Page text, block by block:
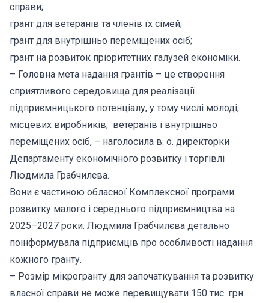
справи;
грант для ветеранів та членів їх сімей;
грант для внутрішньо переміщених осіб;
грант на розвиток пріоритетних галузей економіки.
– Головна мета надання грантів – це створення
сприятливого середовища для реалізації
підприємницького потенціалу, у тому числі молоді,
місцевих виробників, ветеранів і внутрішньо
переміщених осіб, – наголосила в. о. директорки
Департаменту економічного розвитку і торгівлі
Людмила Грабчилєва.
Вони є частиною обласної Комплексної програми
розвитку малого і середнього підприємництва на
2025–2027 роки. Людмила Грабчилєва детально
поінформувала підприємців про особливості надання
кожного гранту.
– Розмір мікрогранту для започаткування та розвитку
власної справи не може перевищувати 150 тис. грн.